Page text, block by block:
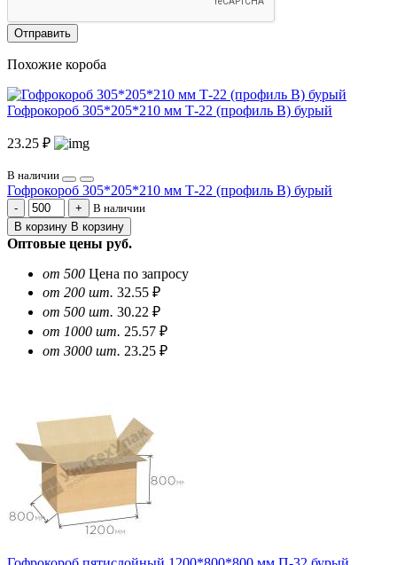
Отправить
Похожие короба
Гофрокороб 305*205*210 мм Т-22 (профиль B) бурый
23.25 ₽
В наличии
Гофрокороб 305*205*210 мм Т-22 (профиль B) бурый
В наличии
В корзину В корзину
Оптовые цены руб.
от 500 Цена по запросу
от 200 шт. 32.55 ₽
от 500 шт. 30.22 ₽
от 1000 шт. 25.57 ₽
от 3000 шт. 23.25 ₽